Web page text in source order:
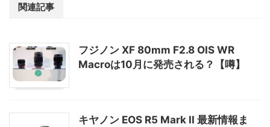
関連記事
フジノン XF 80mm F2.8 OIS WR
Macroは10月に発売される？【噂】
キヤノン EOS R5 Mark II 最新情報ま